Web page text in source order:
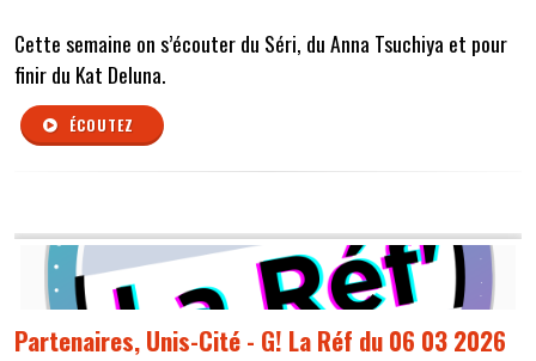
Cette semaine on s’écouter du Séri, du Anna Tsuchiya et pour
finir du Kat Deluna.
ÉCOUTEZ
Partenaires, Unis-Cité - G! La Réf du 06 03 2026